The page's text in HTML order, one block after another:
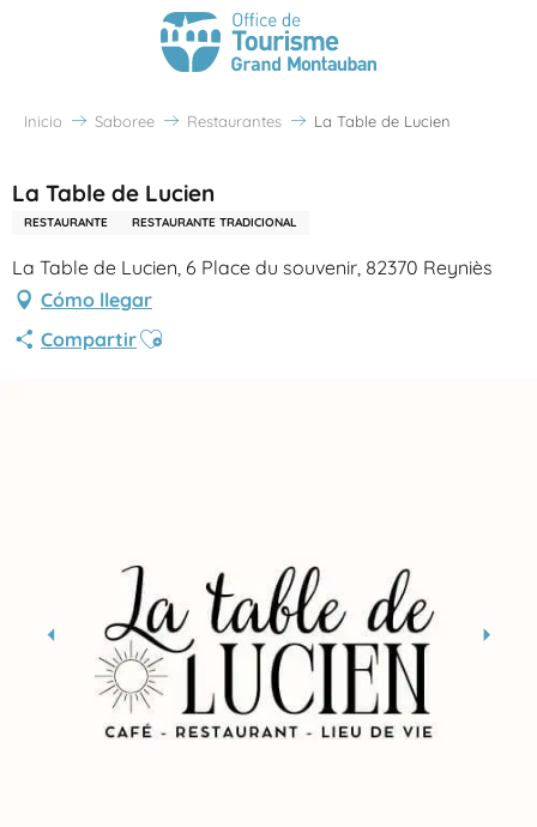
Inicio Saboree Restaurantes La Table de Lucien
La Table de Lucien
RESTAURANTE RESTAURANTE TRADICIONAL
La Table de Lucien, 6 Place du souvenir, 82370 Reyniès
Cómo llegar
CompartirAjouter aux favoris